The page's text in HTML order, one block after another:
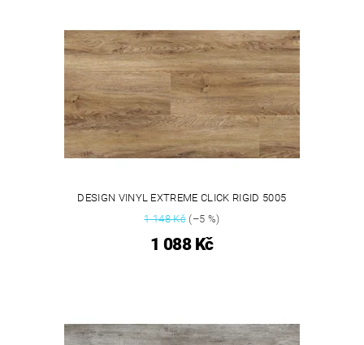
DESIGN VINYL EXTREME CLICK RIGID 5005
1 148 Kč(–5 %)
1 088 Kč